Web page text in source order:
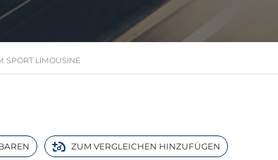
SPORT LIMOUSINE
ZUM VERGLEICHEN HINZUFÜGEN